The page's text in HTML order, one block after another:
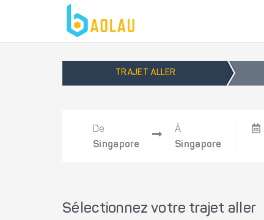
TRAJET ALLER
De
Singapore
À
Singapore
Sélectionnez votre trajet aller